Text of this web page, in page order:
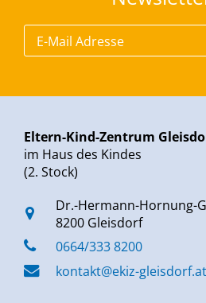
Eltern-Kind-Zentrum
im Haus des Kindes
(2. Stock)
Dr.-Hermann-Hornung-
8200 Gleisdorf
0664/333 8200
kontakt@ekiz-gleisdorf.at